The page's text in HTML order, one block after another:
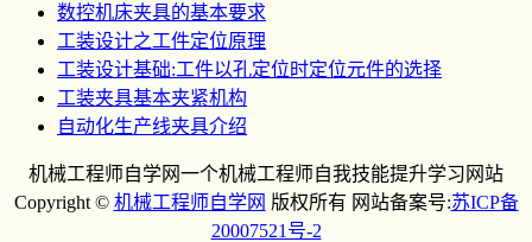
数控机床夹具的基本要求
工装设计之工件定位原理
工装设计基础:工件以孔定位时定位元件的选择
工装夹具基本夹紧机构
自动化生产线夹具介绍
机械工程师自学网一个机械工程师自我技能提升学习网站
Copyright © 机械工程师自学网 版权所有 网站备案号:苏ICP备
20007521号-2